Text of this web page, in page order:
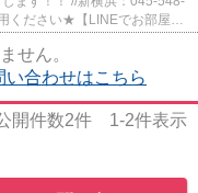
ください★【LINEでお部屋探
せん。
合わせはこちら
開件数2件 1-2件表示